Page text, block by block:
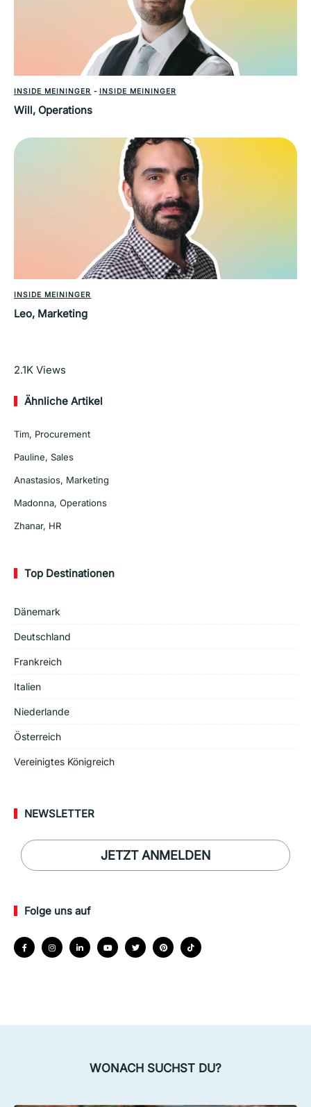
INSIDE MEININGER - INSIDE MEININGER
Will, Operations
INSIDE MEININGER
Leo, Marketing
Mehr lesen
2.1K Views
Ähnliche Artikel
Tim, Procurement
Pauline, Sales
Anastasios, Marketing
Madonna, Operations
Zhanar, HR
Top Destinationen
Dänemark
Deutschland
Frankreich
Italien
Niederlande
Österreich
Vereinigtes Königreich
NEWSLETTER
JETZT ANMELDEN
Folge uns auf
WONACH SUCHST DU?